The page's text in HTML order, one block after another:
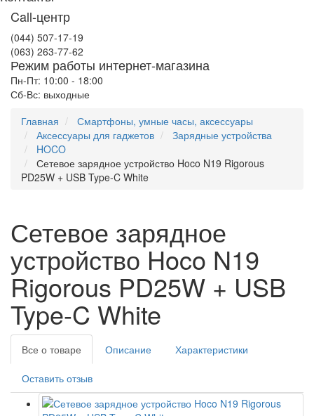
Call-центр
(044) 507-17-19
(063) 263-77-62
Режим работы интернет-магазина
Пн-Пт: 10:00 - 18:00
Сб-Вс: выходные
Главная
Смартфоны, умные часы, аксессуары
Аксессуары для гаджетов
Зарядные устройства
HOCO
Сетевое зарядное устройство Hoco N19 Rigorous
PD25W + USB Type-C White
Сетевое зарядное
устройство Hoco N19
Rigorous PD25W + USB
Type-C White
Все о товаре Описание Характеристики
Оставить отзыв